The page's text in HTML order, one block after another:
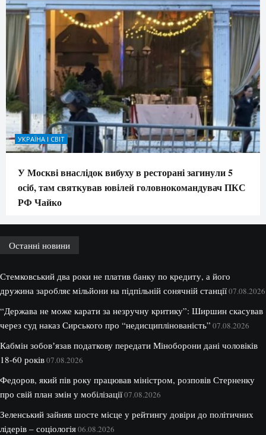
УКРАЇНА І СВІТ
У Москві внаслідок вибуху в ресторані загинули 5
осіб, там святкував ювілей головнокомандувач ПКС
РФ Чайко
Останні новини
Стемковський два роки не платив банку по кредиту, а його
дружина заробляє мільйони на підпільній сонячній станції07.08.2026
“Держава не може карати за незручну критику”: Ширшин скасував
через суд наказ Сирського про “недисциплінованість” 07.08.2026
Кабмін зобовʼязав податкову передати Міноборони дані чоловіків
18-60 років07.08.2026
Федоров, який пів року працював міністром, розповів Стерненку
про свій план змін у мобілізації07.08.2026
Зеленський зайняв шосте місце у рейтингу довіри до політичних
лідерів – соціологія06.08.2026